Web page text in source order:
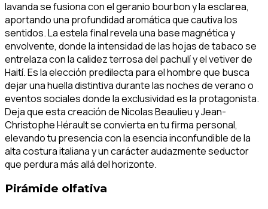
lavanda se fusiona con el geranio bourbon y la esclarea,
aportando una profundidad aromática que cautiva los
sentidos. La estela final revela una base magnética y
envolvente, donde la intensidad de las hojas de tabaco se
entrelaza con la calidez terrosa del pachulí y el vetiver de
Haití. Es la elección predilecta para el hombre que busca
dejar una huella distintiva durante las noches de verano o
eventos sociales donde la exclusividad es la protagonista.
Deja que esta creación de Nicolas Beaulieu y Jean-
Christophe Hérault se convierta en tu firma personal,
elevando tu presencia con la esencia inconfundible de la
alta costura italiana y un carácter audazmente seductor
que perdura más allá del horizonte.
Pirámide olfativa